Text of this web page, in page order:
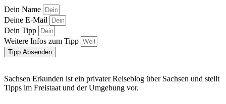
Dein Name
Deine E-Mail
Dein Tipp
Weitere Infos zum Tipp
Tipp Absenden
Sachsen Erkunden ist ein privater Reiseblog über Sachsen und stellt
Tipps im Freistaat und der Umgebung vor.